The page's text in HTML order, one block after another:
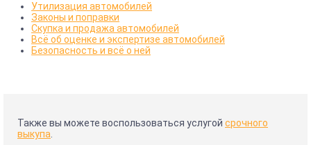
Утилизация автомобилей
Законы и поправки
Скупка и продажа автомобилей
Всё об оценке и экспертизе автомобилей
Безопасность и всё о ней
Также вы можете воспользоваться услугой срочного
выкупа.